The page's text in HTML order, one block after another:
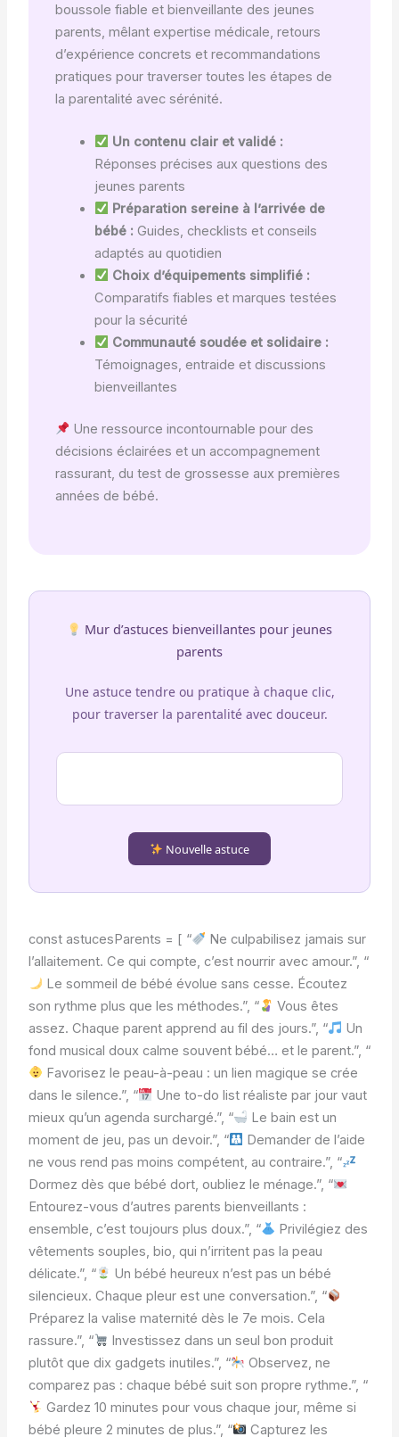
boussole fiable et bienveillante des jeunes
parents, mêlant expertise médicale, retours
d’expérience concrets et recommandations
pratiques pour traverser toutes les étapes de
la parentalité avec sérénité.
Un contenu clair et validé :
Réponses précises aux questions des
jeunes parents
Préparation sereine à l’arrivée de
bébé : Guides, checklists et conseils
adaptés au quotidien
Choix d’équipements simplifié :
Comparatifs fiables et marques testées
pour la sécurité
Communauté soudée et solidaire :
Témoignages, entraide et discussions
bienveillantes
Une ressource incontournable pour des
décisions éclairées et un accompagnement
rassurant, du test de grossesse aux premières
années de bébé.
Mur d’astuces bienveillantes pour jeunes
parents
Une astuce tendre ou pratique à chaque clic,
pour traverser la parentalité avec douceur.
Nouvelle astuce
const astucesParents = [ “
Ne culpabilisez jamais sur
l’allaitement. Ce qui compte, c’est nourrir avec amour.”, “
Le sommeil de bébé évolue sans cesse. Écoutez
son rythme plus que les méthodes.”, “
Vous êtes
assez. Chaque parent apprend au fil des jours.”, “
Un
fond musical doux calme souvent bébé… et le parent.”, “
Favorisez le peau-à-peau : un lien magique se crée
dans le silence.”, “
Une to-do list réaliste par jour vaut
mieux qu’un agenda surchargé.”, “
Le bain est un
moment de jeu, pas un devoir.”, “
Demander de l’aide
ne vous rend pas moins compétent, au contraire.”, “
Dormez dès que bébé dort, oubliez le ménage.”, “
Entourez-vous d’autres parents bienveillants :
ensemble, c’est toujours plus doux.”, “
Privilégiez des
vêtements souples, bio, qui n’irritent pas la peau
délicate.”, “
Un bébé heureux n’est pas un bébé
silencieux. Chaque pleur est une conversation.”, “
Préparez la valise maternité dès le 7e mois. Cela
rassure.”, “
Investissez dans un seul bon produit
plutôt que dix gadgets inutiles.”, “
Observez, ne
comparez pas : chaque bébé suit son propre rythme.”, “
Gardez 10 minutes pour vous chaque jour, même si
bébé pleure 2 minutes de plus.”, “
Capturez les